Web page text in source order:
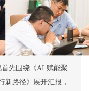
首先围绕《AI 赋能聚
新路径》展开汇报，